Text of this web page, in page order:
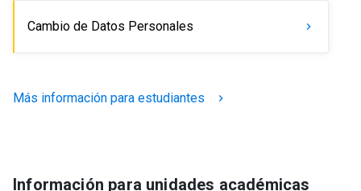
Cambio de Datos Personales keyboard_arrow_right
Más información para estudiantes keyboard_arrow_right
Información para unidades académicas